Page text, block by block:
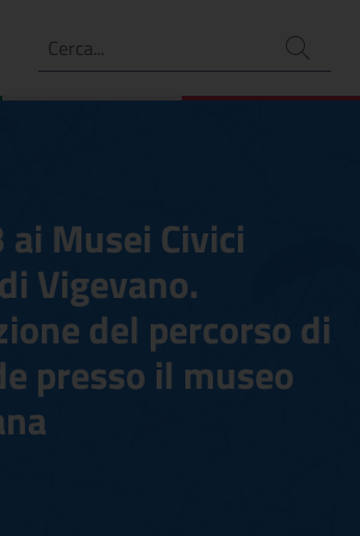
Ricerca
ai Musei Civici
Vigevano.
del percorso di
presso il museo